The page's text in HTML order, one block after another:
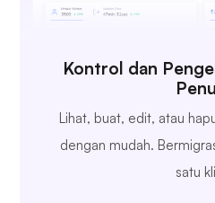
Kontrol dan
Lihat, buat, edit, atau
dengan mudah.
satu